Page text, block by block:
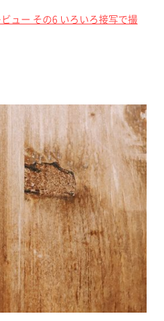
ュー その6 いろいろ接写で撮